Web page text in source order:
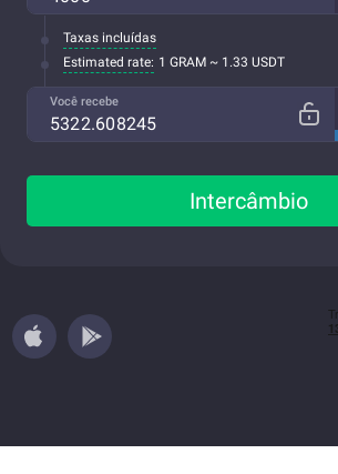
Taxas incluídas
Estimated rate: 1 GRAM ~ 1.33 USDT
Você recebe
Intercâmbio